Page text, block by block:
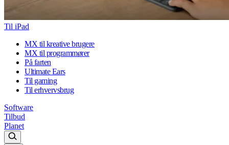
Til iPad
MX til kreative brugere
MX til programmører
På farten
Ultimate Ears
Til gaming
Til erhvervsbrug
Software
Tilbud
Planet